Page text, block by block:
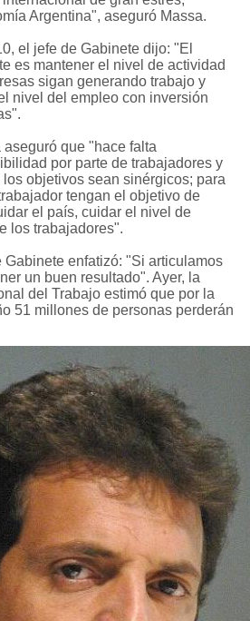
Argentina", aseguró Massa.
el jefe de Gabinete dijo: "El
es mantener el nivel de actividad
sigan generando trabajo y
nivel del empleo con inversión
que "hace falta
por parte de trabajadores y
objetivos sean sinérgicos; para
tengan el objetivo de
el país, cuidar el nivel de
los trabajadores".
Gabinete enfatizó: "Si articulamos
un buen resultado". Ayer, la
del Trabajo estimó que por la
51 millones de personas perderán